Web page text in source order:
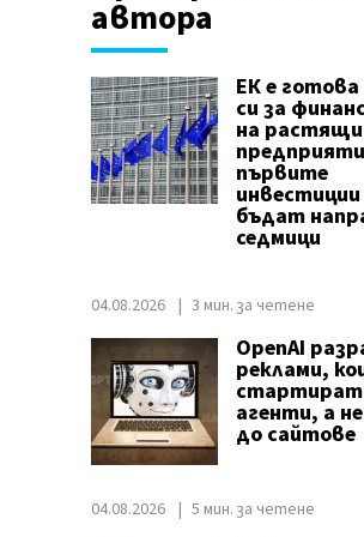
автора
ЕК е
си за
на растящи
първите
бъдат
седмици
04.08.2026 3 мин. за четене
OpenAI
реклами,
стартират
агенти, а
до сайтове
04.08.2026 5 мин. за четене